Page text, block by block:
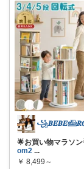
🌟お買い物マラソ
om2 ...
￥ 8,499～